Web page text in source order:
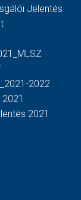
Jelentés
2022
2021